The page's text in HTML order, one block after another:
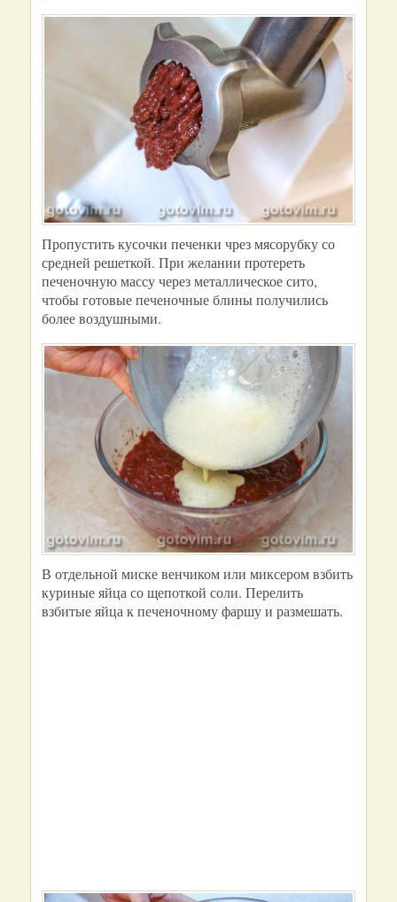
Пропустить кусочки печенки чрез мясорубку со
средней решеткой. При желании протереть
печеночную массу через металлическое сито,
чтобы готовые печеночные блины получились
более воздушными.
В отдельной миске венчиком или миксером взбить
куриные яйца со щепоткой соли. Перелить
взбитые яйца к печеночному фаршу и размешать.